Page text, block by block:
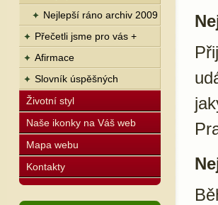
Nejlepší ráno archiv 2009
Přečetli jsme pro vás +
Afirmace
Slovník úspěšných
Životní styl
Naše ikonky na Váš web
Mapa webu
Kontakty